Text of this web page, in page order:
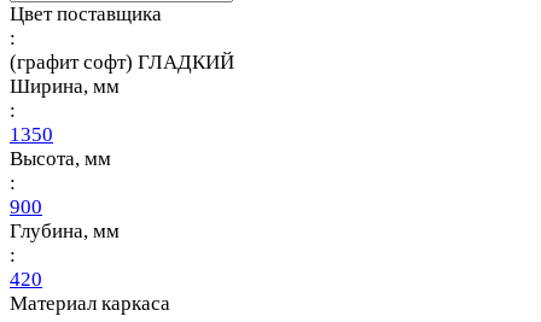
Цвет поставщика
:
(графит софт) ГЛАДКИЙ
Ширина, мм
:
1350
Высота, мм
:
900
Глубина, мм
:
420
Материал каркаса